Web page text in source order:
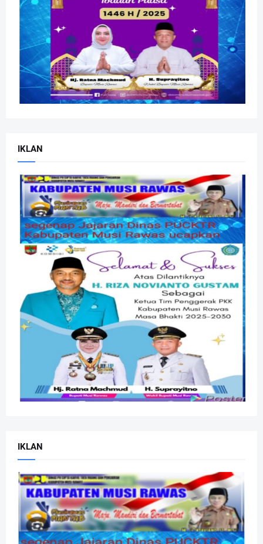
IKLAN
IKLAN